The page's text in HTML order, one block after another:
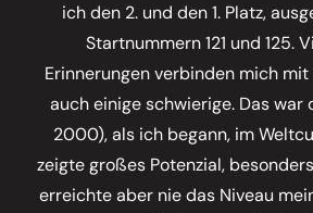
ich den 2. und den 1. Platz,
Startnummern 121 und 125.
Erinnerungen verbinden mich
auch einige schwierige. Das war
2000), als ich begann, im
zeigte großes Potenzial,
erreichte aber nie das Niveau